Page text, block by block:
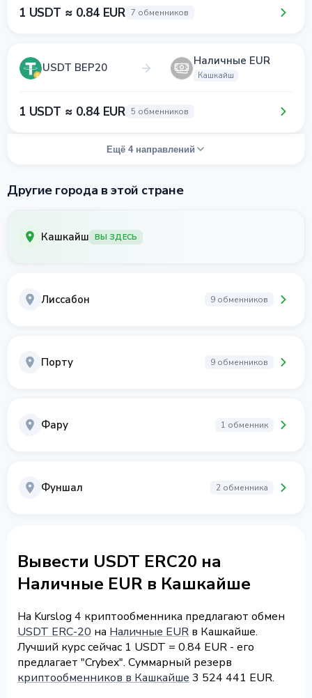
1 USDT ≈ 0.84 EUR 7 обменников
USDT BEP20 Наличные EUR
Кашкайш
1 USDT ≈ 0.84 EUR 5 обменников
Ещё 4 направлений
Другие города в этой стране
Кашкайш ВЫ ЗДЕСЬ
Лиссабон 9 обменников
Порту 9 обменников
Фару 1 обменник
Фуншал 2 обменника
Вывести USDT ERC20 на
Наличные EUR в Кашкайше
На Kurslog 4 криптообменника предлагают обмен
USDT ERC-20 на Наличные EUR в Кашкайше.
Лучший курс сейчас 1 USDT = 0.84 EUR - его
предлагает "Crybex". Суммарный резерв
криптообменников в Кашкайше 3 524 441 EUR.